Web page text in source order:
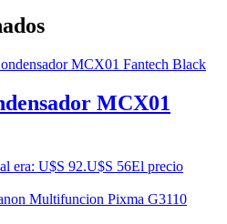
MCX01
era: U$S 92.U$S 56El precio